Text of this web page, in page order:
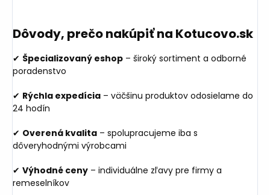
Dôvody, prečo nakúpiť na Kotucovo.sk
✔ Špecializovaný eshop – široký sortiment a odborné
poradenstvo
✔ Rýchla expedícia – väčšinu produktov odosielame do
24 hodín
✔ Overená kvalita – spolupracujeme iba s
dôveryhodnými výrobcami
✔ Výhodné ceny – individuálne zľavy pre firmy a
remeselníkov